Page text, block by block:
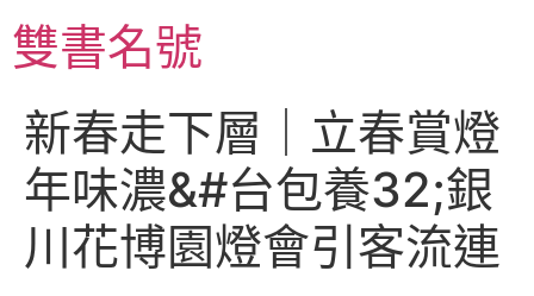
至
主雙書名號
新春走下層｜立春賞燈
年味濃&#台包養32;銀
川花博園燈會引客流連